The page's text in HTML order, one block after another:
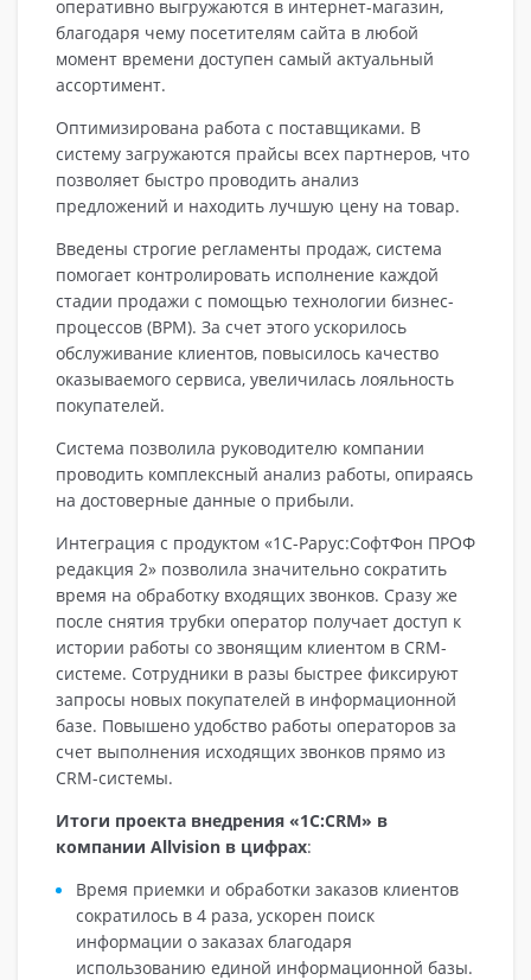
оперативно выгружаются в интернет-магазин,
благодаря чему посетителям сайта в любой
момент времени доступен самый актуальный
ассортимент.
Оптимизирована работа с поставщиками. В
систему загружаются прайсы всех партнеров, что
позволяет быстро проводить анализ
предложений и находить лучшую цену на товар.
Введены строгие регламенты продаж, система
помогает контролировать исполнение каждой
стадии продажи с помощью технологии бизнес-
процессов (BPM). За счет этого ускорилось
обслуживание клиентов, повысилось качество
оказываемого сервиса, увеличилась лояльность
покупателей.
Система позволила руководителю компании
проводить комплексный анализ работы, опираясь
на достоверные данные о прибыли.
Интеграция с продуктом «1С-Рарус:СофтФон ПРОФ
редакция 2» позволила значительно сократить
время на обработку входящих звонков. Сразу же
после снятия трубки оператор получает доступ к
истории работы со звонящим клиентом в CRM-
системе. Сотрудники в разы быстрее фиксируют
запросы новых покупателей в информационной
базе. Повышено удобство работы операторов за
счет выполнения исходящих звонков прямо из
CRM-системы.
Итоги проекта внедрения «1С:CRM» в
компании Allvision в цифрах:
Время приемки и обработки заказов клиентов
сократилось в 4 раза, ускорен поиск
информации о заказах благодаря
использованию единой информационной базы.